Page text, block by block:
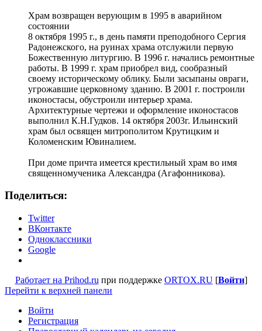
Храм возвращен верующим в 1995 в аварийном
состоянии
8 октября 1995 г., в день памяти преподобного Сергия
Радонежского, на руинах храма отслужили первую
Божественную литургию. В 1996 г. начались ремонтные
работы. В 1999 г. храм приобрел вид, сообразный
своему историческому облику. Были засыпаны овраги,
угрожавшие церковному зданию. В 2001 г. построили
иконостасы, обустроили интерьер храма.
Архитектурные чертежи и оформление иконостасов
выполнил К.Н.Гудков. 14 октября 2003г. Ильинский
храм был освящен митрополитом Крутицким и
Коломенским Ювиналием.
При доме причта имеется крестильный храм во имя
священномученика Александра (Агафонникова).
Поделиться:
Twitter
ВКонтакте
Одноклассники
Google
Работает на Prihod.ru при поддержке ORTOX.RU[Войти]
Перейти к верхней панели
Войти
Регистрация